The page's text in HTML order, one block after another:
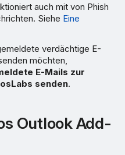
auch mit von Phish
Siehe Eine
verdächtige E-
möchten,
E-Mails zur
senden.
Outlook Add-